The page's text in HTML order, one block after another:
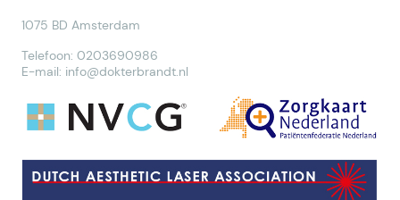
1075 BD Amsterdam
Telefoon: 0203690986
E-mail: info@dokterbrandt.nl